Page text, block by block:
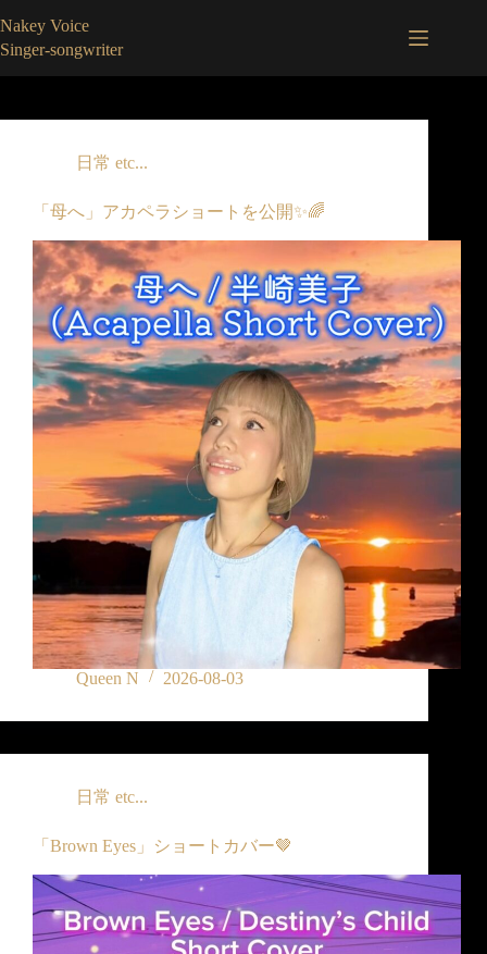
ン
テ
ン
へ
Nakey Voice
Singer-songwriter
日常 etc...
「母へ」アカペラショートを公開✨🌈
Queen N 2026-08-03
日常 etc...
「Brown Eyes」ショートカバー🤎